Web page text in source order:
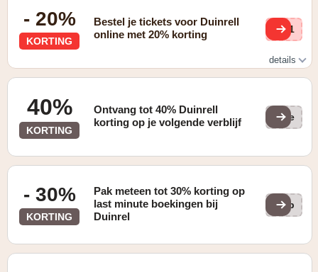
- 20%
KORTING
Bestel je tickets voor Duinrell
online met 20% korting
ew1
details
40%
KORTING
Ontvang tot 40% Duinrell
korting op je volgende verblijf
(ge
- 30%
KORTING
Pak meteen tot 30% korting op
last minute boekingen bij
Duinrel
42p